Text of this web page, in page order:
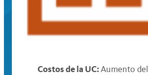
Costos de la UC:Aumento del